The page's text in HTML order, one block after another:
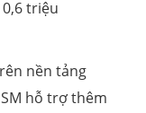
triệu
nền tảng
hỗ trợ thêm